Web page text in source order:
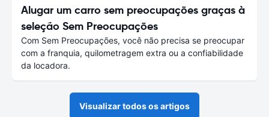
Alugar um carro sem preocupações graças à
seleção Sem Preocupações
Com Sem Preocupações, você não precisa se preocupar
com a franquia, quilometragem extra ou a confiabilidade
da locadora.
Visualizar todos os artigos